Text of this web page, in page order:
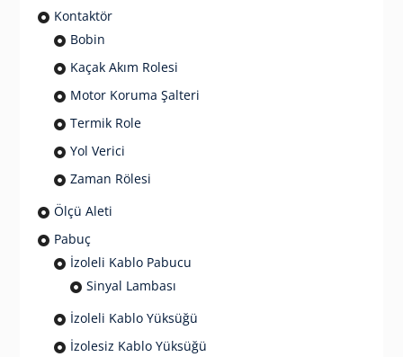
Kontaktör
Bobin
Kaçak Akım Rolesi
Motor Koruma Şalteri
Termik Role
Yol Verici
Zaman Rölesi
Ölçü Aleti
Pabuç
İzoleli Kablo Pabucu
Sinyal Lambası
İzoleli Kablo Yüksüğü
İzolesiz Kablo Yüksüğü